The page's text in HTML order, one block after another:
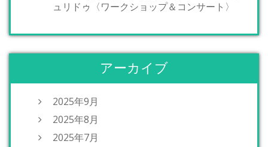
ュリドゥ〈ワークショップ＆コンサート〉
アーカイブ
2025年9月
2025年8月
2025年7月